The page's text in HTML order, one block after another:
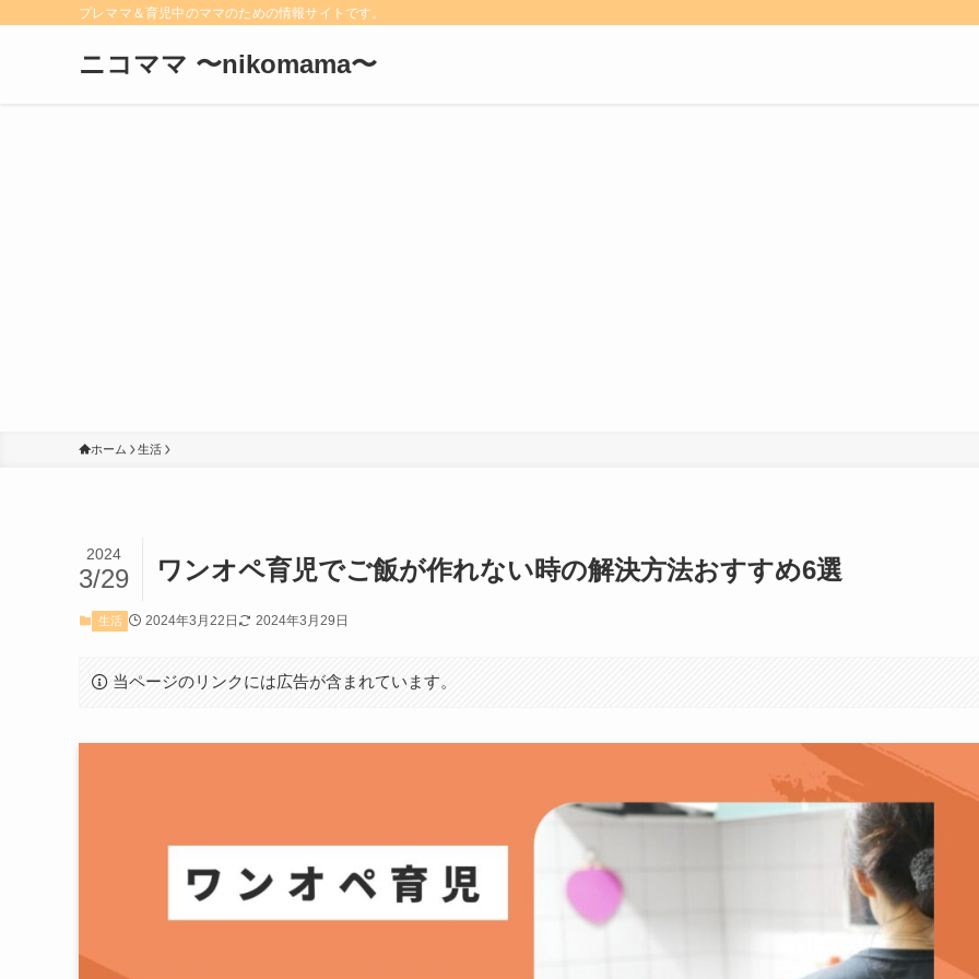
プレママ＆育児中のママのための情報サイトです。
ニコママ 〜nikomama〜
ホーム 生活
ワンオペ育児でご飯が作れない時の解決方法おすすめ6選
2024
3/29
生活 2024年3月22日 2024年3月29日
当ページのリンクには広告が含まれています。